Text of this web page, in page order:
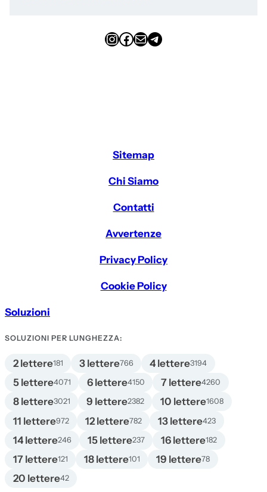
InstagramFacebook Email Telegram
Sitemap
Chi Siamo
Contatti
Avvertenze
Privacy Policy
Cookie Policy
Soluzioni
SOLUZIONI PER LUNGHEZZA:
2 lettere181 3 lettere766 4 lettere3194
5 lettere4071 6 lettere4150 7 lettere4260
8 lettere3021 9 lettere2382 10 lettere1608
11 lettere972 12 lettere782 13 lettere423
14 lettere246 15 lettere237 16 lettere182
17 lettere121 18 lettere101 19 lettere78
20 lettere42